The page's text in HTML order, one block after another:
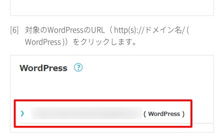
[6]
対象のWordPressのURL（ http(s)://ドメイン名/ (
WordPress )）をクリックします。